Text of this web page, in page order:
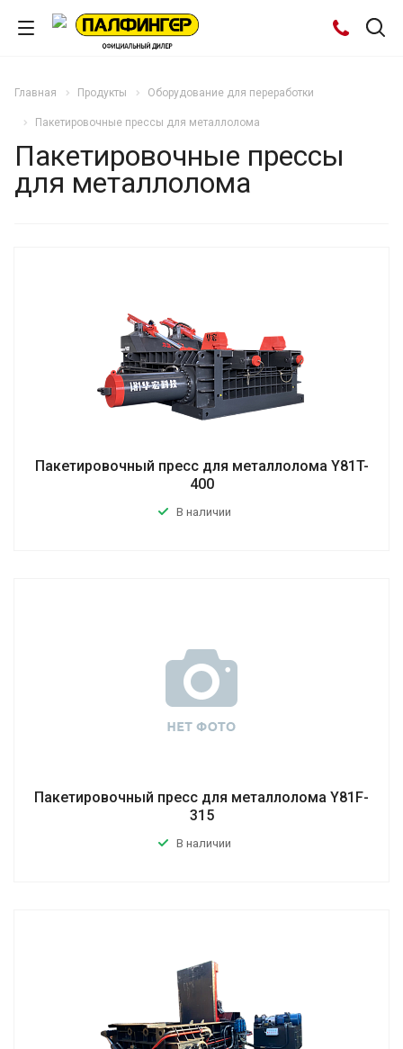
Главная Продукты Оборудование для переработки
Пакетировочные прессы для металлолома
Пакетировочные прессы
для металлолома
Пакетировочный пресс для металлолома Y81T-
400
В наличии
Пакетировочный пресс для металлолома Y81F-
315
В наличии